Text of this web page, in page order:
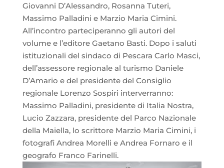
Giovanni D’Alessandro, Rosanna Tuteri,
Massimo Palladini e Marzio Maria Cimini.
All’incontro parteciperanno gli autori del
volume e l’editore Gaetano Basti. Dopo i saluti
istituzionali del sindaco di Pescara Carlo Masci,
dell’assessore regionale al turismo Daniele
D’Amario e del presidente del Consiglio
regionale Lorenzo Sospiri interverranno:
Massimo Palladini, presidente di Italia Nostra,
Lucio Zazzara, presidente del Parco Nazionale
della Maiella, lo scrittore Marzio Maria Cimini, i
fotografi Andrea Morelli e Andrea Fornaro e il
geografo Franco Farinelli.